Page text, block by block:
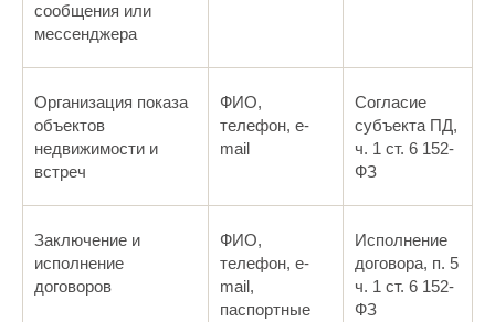
сообщения или
мессенджера
Организация показа
объектов
недвижимости и
встреч
ФИО,
телефон, e-
mail
Согласие
субъекта ПД,
ч. 1 ст. 6 152-
ФЗ
Заключение и
исполнение
договоров
ФИО,
телефон, e-
mail,
паспортные
Исполнение
договора, п. 5
ч. 1 ст. 6 152-
ФЗ